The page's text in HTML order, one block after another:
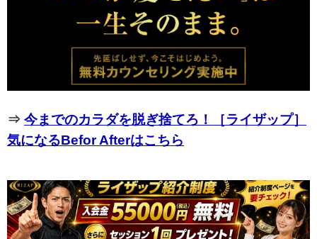
⇒ 今までのカラダを脱ぎ捨てろ！［ライザップ］
気になるBefor Afterはこちら